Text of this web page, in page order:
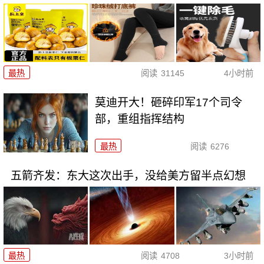
最热 阅读 31145 4小时前
莫迪开大！砸碎印军17个司令
部，重组指挥结构
最热 阅读 6276
五箭齐发：东大这次出手，没给美方留半点幻想
最热 阅读 4708 3小时前